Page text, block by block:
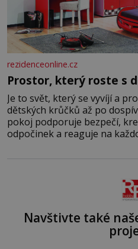
rezidenceonline.cz
Prostor, který roste s
Je to svět, který se vyvíjí a
dětských krůčků až po
pokoj podporuje bezpečí,
odpočinek a reaguje na
Navštivte také